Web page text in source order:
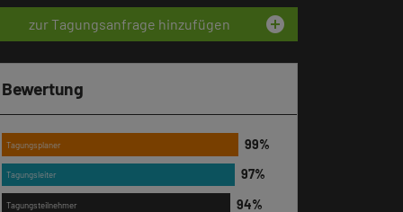
zur Tagungsanfrage hinzufügen add_circle
Bewertung
Tagungsplaner
Tagungsleiter
Tagungsteilnehmer